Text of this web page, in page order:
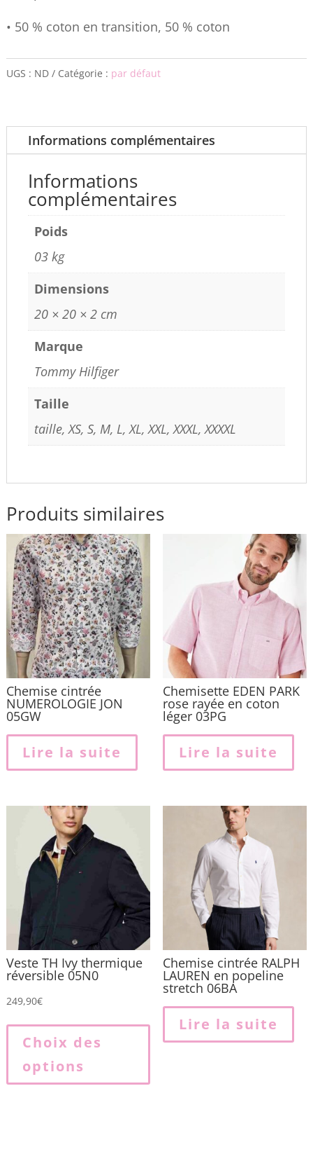
• 50 % coton en transition, 50 % coton
UGS : ND Catégorie : par défaut
Informations complémentaires
Informations
complémentaires
Poids
03 kg
Dimensions
20 × 20 × 2 cm
Marque
Tommy Hilfiger
Taille
taille, XS, S, M, L, XL, XXL, XXXL, XXXXL
Produits similaires
Chemise cintrée
NUMEROLOGIE JON
05GW
Lire la suite
Chemisette EDEN PARK
rose rayée en coton
léger 03PG
Lire la suite
Veste TH Ivy thermique
réversible 05N0
249,90€
Choix des
options
produit
Chemise cintrée RALPH
LAUREN en popeline
stretch 06BA
Lire la suite